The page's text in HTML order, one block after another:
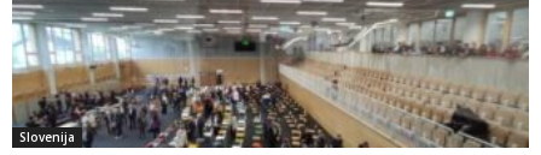
Slovenija